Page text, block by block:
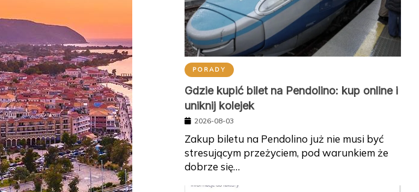
PORADY
Gdzie kupić bilet na Pendolino: kup online i
uniknij kolejek
2026-08-03
Zakup biletu na Pendolino już nie musi być
stresującym przeżyciem, pod warunkiem że
dobrze się…